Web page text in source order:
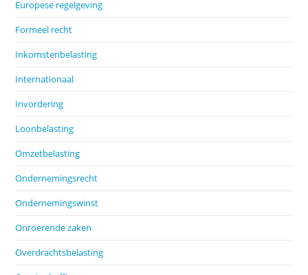
Europese regelgeving
Formeel recht
Inkomstenbelasting
Internationaal
Invordering
Loonbelasting
Omzetbelasting
Ondernemingsrecht
Ondernemingswinst
Onroerende zaken
Overdrachtsbelasting